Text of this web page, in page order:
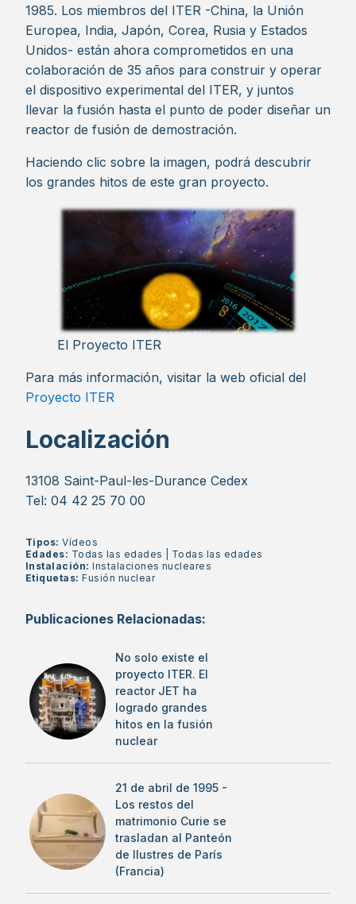
1985. Los miembros del ITER -China, la Unión
Europea, India, Japón, Corea, Rusia y Estados
Unidos- están ahora comprometidos en una
colaboración de 35 años para construir y operar
el dispositivo experimental del ITER, y juntos
llevar la fusión hasta el punto de poder diseñar un
reactor de fusión de demostración.
Haciendo clic sobre la imagen, podrá descubrir
los grandes hitos de este gran proyecto.
El Proyecto ITER
Para más información, visitar la web oficial del
Proyecto ITER
Localización
13108 Saint-Paul-les-Durance Cedex
Tel: 04 42 25 70 00
Tipos:Vídeos
Edades: Todas las edades
Todas las edades
Instalación:Instalaciones nucleares
Etiquetas:Fusión nuclear
Publicaciones Relacionadas:
No solo existe el
proyecto ITER. El
reactor JET ha
logrado grandes
hitos en la fusión
nuclear
21 de abril de 1995 -
Los restos del
matrimonio Curie se
trasladan al Panteón
de Ilustres de París
(Francia)